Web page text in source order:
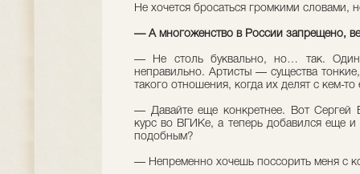
Не хочется бросаться громкими словами,
— А многоженство в России запрещено,
— Не столь буквально, но… так. Один
неправильно. Артисты — существа
такого отношения, когда их делят с кем-то
— Давайте еще конкретнее. Вот Сергей
курс во ВГИКе, а теперь добавился еще
подобным?
— Непременно хочешь поссорить меня с